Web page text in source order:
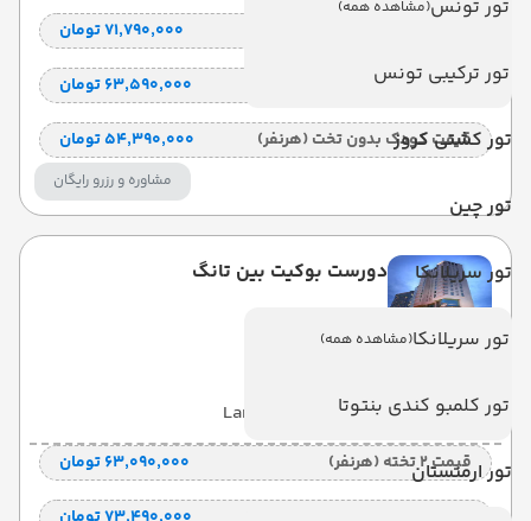
تور تونس(مشاهده همه)
تور ترکیبی تونس
تور کشتی کروز
تور چین
تور سریلانکا
تور سریلانکا(مشاهده همه)
تور کلمبو کندی بنتوتا
تور ارمنستان
۷۱٬۷۹۰٬۰۰۰ تومان
قیمت کودک با تخت (هر نفر) ۶۳٬۵۹۰٬۰۰۰ تومان
قیمت کودک بدون تخت (هرنفر) ۵۴٬۳۹۰٬۰۰۰ تومان
مشاوره و رزرو رایگان
دورست بوکیت بین تانگ
با صبحانه(BB) 7 شب Land View
قیمت 2 تخته (هرنفر) ۶۳٬۰۹۰٬۰۰۰ تومان